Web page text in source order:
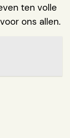
ten volle
ons allen.